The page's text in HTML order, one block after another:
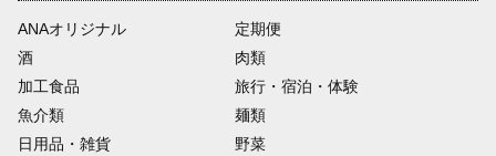
ANAオリジナル
定期便
酒
肉類
加工食品
旅行・宿泊・体験
魚介類
麺類
日用品・雑貨
野菜